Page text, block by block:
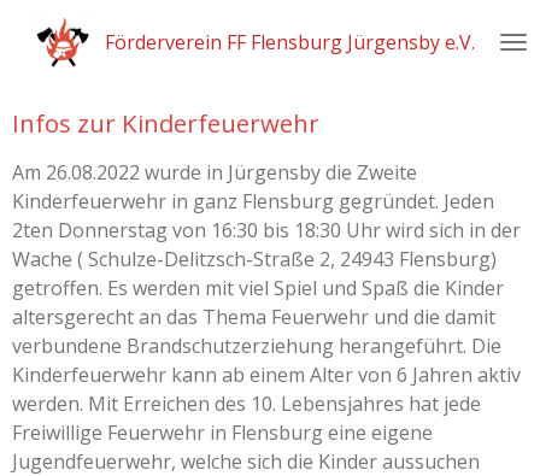
Zum
HauptinhaltFörderverein FF Flensburg Jürgensby e.V.
Infos zur Kinderfeuerwehr
Am 26.08.2022 wurde in Jürgensby die Zweite
Kinderfeuerwehr in ganz Flensburg gegründet. Jeden
2ten Donnerstag von 16:30 bis 18:30 Uhr wird sich in der
Wache ( Schulze-Delitzsch-Straße 2, 24943 Flensburg)
getroffen. Es werden mit viel Spiel und Spaß die Kinder
altersgerecht an das Thema Feuerwehr und die damit
verbundene Brandschutzerziehung herangeführt. Die
Kinderfeuerwehr kann ab einem Alter von 6 Jahren aktiv
werden. Mit Erreichen des 10. Lebensjahres hat jede
Freiwillige Feuerwehr in Flensburg eine eigene
Jugendfeuerwehr, welche sich die Kinder aussuchen